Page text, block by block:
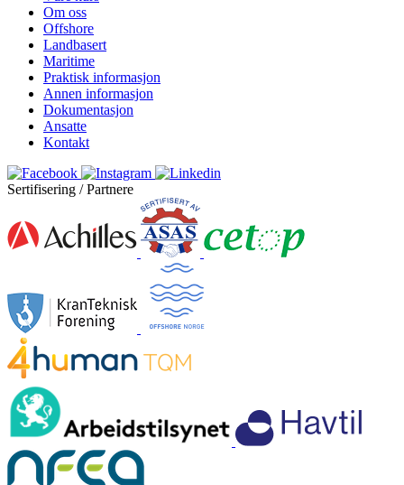
Om oss
Offshore
Landbasert
Maritime
Praktisk informasjon
Annen informasjon
Dokumentasjon
Ansatte
Kontakt
Sertifisering / Partnere